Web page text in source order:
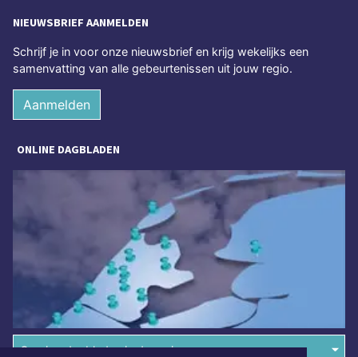
NIEUWSBRIEF AANMELDEN
Schrijf je in voor onze nieuwsbrief en krijg wekelijks een
samenvatting van alle gebeurtenissen uit jouw regio.
Aanmelden
ONLINE DAGBLADEN
Overige dagbladen in de regio